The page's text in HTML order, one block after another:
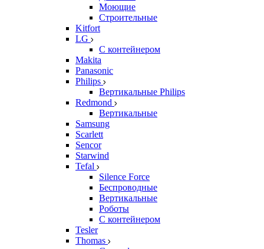
Моющие
Строительные
Kitfort
LG
С контейнером
Makita
Panasonic
Philips
Вертикальные Philips
Redmond
Вертикальные
Samsung
Scarlett
Sencor
Starwind
Tefal
Silence Force
Беспроводные
Вертикальные
Роботы
С контейнером
Tesler
Thomas